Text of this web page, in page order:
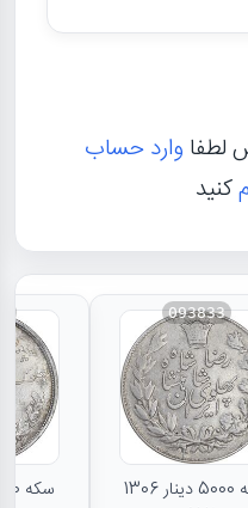
لطفا وارد حساب
کنید
093833
سکه 5000 دینار 1306